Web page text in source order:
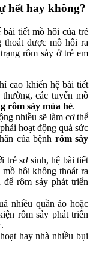
hết hay không?
tiết mồ hôi của trẻ
thoát được mồ hôi ra
rôm sảy ở trẻ em
cao khiến hệ bài tiết
các tuyến mồ
rôm sảy mùa hè.
nhiều sẽ làm cơ thể
hoạt động quá sức
của bệnh rôm sảy
trẻ sơ sinh, hệ bài tiết
hôi không thoát ra
rôm sảy phát triển
nhiều quần áo hoặc
rôm sảy phát triển
hay nhà nhiều bụi